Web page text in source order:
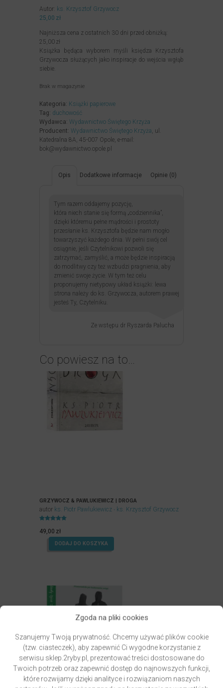
Zgoda na pliki cookies
Szanujemy Twoją prywatność. Chcemy używać plików cookie
(tzw. ciasteczek), aby zapewnić Ci wygodne korzystanie z
serwisu sklep.2ryby.pl, prezentować treści dostosowane do
Twoich potrzeb oraz zapewnić dostęp do najnowszych funkcji,
które rozwijamy dzięki analityce i rozwiązaniom naszych
Autor: ks. Krzysztof Grzywocz
25,00 zł
Najniższa cena z ostatnich 30 dni przed obniżką:
25,00 zł
Książka będąca wyborem myśli księdza Krzysztofa
Grzywocza służących jako inspiracje do wejścia wgłąb
siebie.
Brak w magazynie
Kategoria: Książki papierowe
Tag: duchowość
Wydawca: Wydawnictwo Świętego Krzyża
Producent: Wydawnictwo Świętego Krzyża, ul.
Katedralna 8A, 45-007 Opole, e-mail:
bok@wydawnictwo.opole.pl
Opis Dodatkowe informacje Opinie (0)
Tym razem oddajemy pozycję,
która niech stanie się formą „codziennika”,
dzięki któremu pełne mądrości i prostoty
przesłanie ks. Krzysztofa będzie nam mogło
towarzyszyć każdego dnia. W pełni swój cel
osiągnie, jeśli Czytelnikowi pozwoli się
zatrzymać, zamyślić, a może będzie inspiracją
do modlitwy czy też wzbudzi pragnienia, aby
zmienić swoje życie. W tym też celu
proponujemy nietypowy układ książki: lewa
strona należy do ks. Grzywocza, autorem prawej
jesteś Ty, Czytelniku.
Ze wstępu dr Ryszarda Palucha
Co powiesz na to…
GRZYWOCZ & PAWLUKIEWICZ | DROGA
autor ks. Piotr Pawlukiewicz ks. Krzysztof Grzywocz
5.00
na 5.
49,00 zł
DODAJ DO KOSZYKA